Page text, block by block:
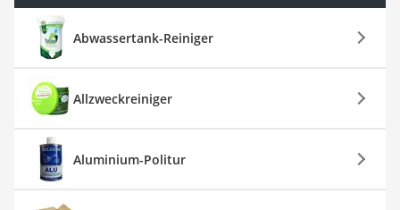
Abwassertank-Reiniger
Allzweckreiniger
Aluminium-Politur